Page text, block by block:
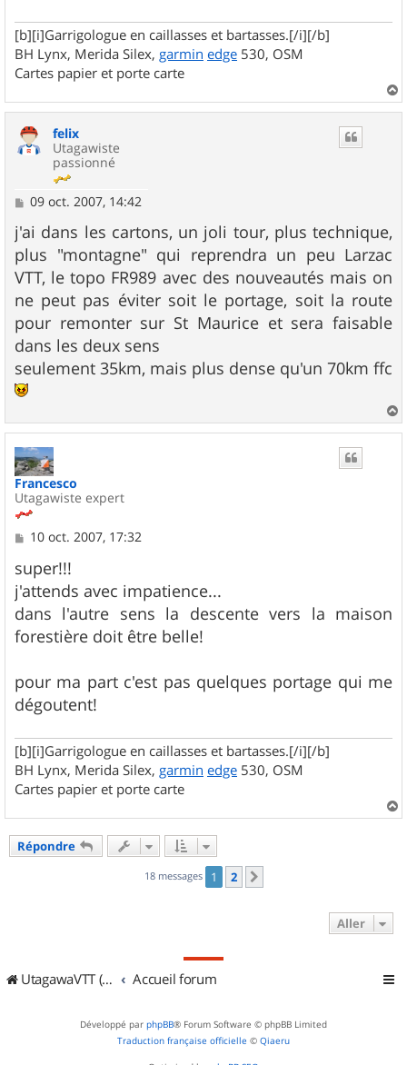
[b][i]Garrigologue en caillasses et bartasses.[/i][/b]
BH Lynx, Merida Silex, garmin edge 530, OSM
Cartes papier et porte carte
a
felix
Utagawiste
passionné
M
s
s
a
g
e
09 oct. 2007, 14:42
j'ai dans les cartons, un joli tour, plus technique,
plus "montagne" qui reprendra un peu Larzac
VTT, le topo FR989 avec des nouveautés mais on
ne peut pas éviter soit le portage, soit la route
pour remonter sur St Maurice et sera faisable
dans les deux sens
seulement 35km, mais plus dense qu'un 70km ffc
a
Francesco
Utagawiste expert
M
s
s
a
g
e
10 oct. 2007, 17:32
super!!!
j'attends avec impatience...
dans l'autre sens la descente vers la maison
forestière doit être belle!
pour ma part c'est pas quelques portage qui me
dégoutent!
[b][i]Garrigologue en caillasses et bartasses.[/i][/b]
BH Lynx, Merida Silex, garmin edge 530, OSM
Cartes papier et porte carte
a
Répondre
18 messages 1 2
Aller
UtagawaVTT (Randos VTT et VTTAE avec traces GPS) Accueil forum
Développé par phpBB® Forum Software © phpBB Limited
Traduction française officielle © Qiaeru